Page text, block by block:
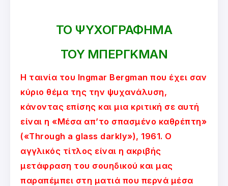
ΤΟ ΨΥΧΟΓΡΑΦΗΜΑ
ΤΟΥ ΜΠΕΡΓΚΜΑΝ
Η ταινία του Ingmar Bergman που έχει σαν
κύριο θέμα της την ψυχανάλυση,
κάνοντας επίσης και μια κριτική σε αυτή
είναι η «Μέσα απ’το σπασμένο καθρέπτη»
(«Through a glass darkly»), 1961. Ο
αγγλικός τίτλος είναι η ακριβής
μετάφραση του σουηδικού και μας
παραπέμπει στη ματιά που περνά μέσα